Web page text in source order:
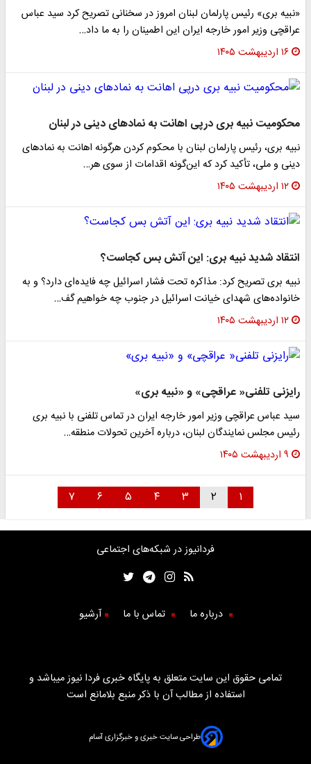
«نبیه بری» رئیس پارلمان لبنان امروز در سخنانی تصریح کرد سید عباس
عراقچی وزیر امور خارجه ایران این اطمینان را به ما داد…
۱۶ اردیبهشت ۱۴۰۵
محکومیت نبیه بری درپی اهانت به نمادهای دینی در لبنان
نبیه بری، رئیس پارلمان لبنان با محکوم کردن هرگونه اهانت به نمادهای
دینی و ملی، تأکید کرد که این‌گونه اقدامات از سوی هر…
۱۲ اردیبهشت ۱۴۰۵
انتقاد شدید نبیه بری: این آتش بس کجاست؟
نبیه بری تصریح کرد: مذاکره تحت فشار اسرائیل چه فایده‌ای دارد؟ و به
خانواده‌های شهدای خیانت اسرائیل در جنوب چه خواهیم گف…
۱۲ اردیبهشت ۱۴۰۵
رایزنی تلفنی« عراقچی» و «نبیه بری»
سید عباس عراقچی وزیر امور خارجه ایران در تماس تلفنی با نبیه بری
رئیس مجلس نمایندگان لبنان، درباره آخرین تحولات منطقه…
۹ اردیبهشت ۱۴۰۵
۱ ۲ ۳ ۴ ۵ ۶ ۷
فردانیوز در شبکه‌های اجتماعی
درباره ما تماس با ما آرشیو
تمامی حقوق این سایت متعلق به پایگاه خبری فردا نیوز میباشد و
استفاده از مطالب آن با ذکر منبع بلامانع است
طراحی سایت خبری و خبرگزاری آسام